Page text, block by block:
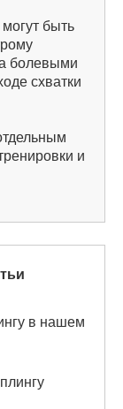
быть
болевыми
схватки
и
в нашем